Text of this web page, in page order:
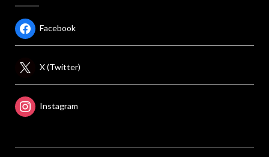
Facebook
X (Twitter)
Instagram